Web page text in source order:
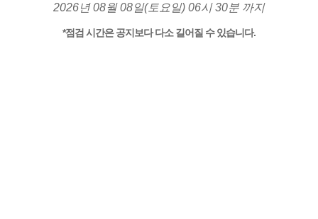
2026년 08월 08일(토요일) 06시 30분 까지
*점검 시간은 공지보다 다소 길어질 수 있습니다.